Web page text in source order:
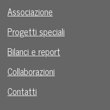
Associazione
Progetti speciali
Bilanci e report
Collaborazioni
Contatti